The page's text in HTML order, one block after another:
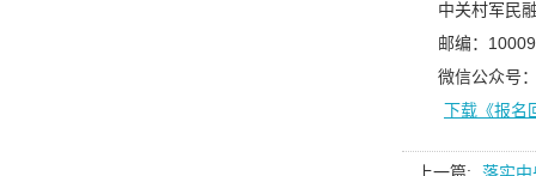
中关村军民
邮编：
微信公众号
下载《报名